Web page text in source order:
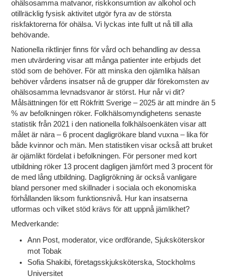
ohälsosamma matvanor, riskkonsumtion av alkohol och
otillräcklig fysisk aktivitet utgör fyra av de största
riskfaktorerna för ohälsa. Vi lyckas inte fullt ut nå till alla
behövande.
Nationella riktlinjer finns för vård och behandling av dessa
men utvärdering visar att många patienter inte erbjuds det
stöd som de behöver. För att minska den ojämlika hälsan
behöver vårdens insatser nå de grupper där förekomsten av
ohälsosamma levnadsvanor är störst. Hur når vi dit?
Målsättningen för ett Rökfritt Sverige – 2025 är att mindre än 5
% av befolkningen röker. Folkhälsomyndighetens senaste
statistik från 2021 i den nationella folkhälsoenkäten visar att
målet är nära – 6 procent dagligrökare bland vuxna – lika för
både kvinnor och män. Men statistiken visar också att bruket
är ojämlikt fördelat i befolkningen. För personer med kort
utbildning röker 13 procent dagligen jämfört med 3 procent för
de med lång utbildning. Dagligrökning är också vanligare
bland personer med skillnader i sociala och ekonomiska
förhållanden liksom funktionsnivå. Hur kan insatserna
utformas och vilket stöd krävs för att uppnå jämlikhet?
Medverkande:
Ann Post, moderator, vice ordförande, Sjuksköterskor
mot Tobak
Sofia Shakibi, företagsskjuksköterska, Stockholms
Universitet